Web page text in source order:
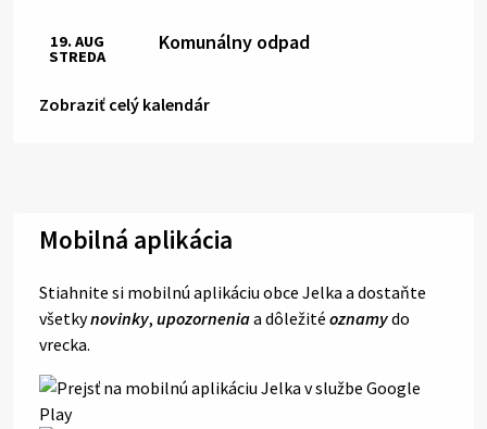
Komunálny odpad
19. AUG
STREDA
Zobraziť celý kalendár
Mobilná aplikácia
Stiahnite si mobilnú aplikáciu obce Jelka a dostaňte
všetkynovinky, upozorneniaa dôležité oznamydo
vrecka.